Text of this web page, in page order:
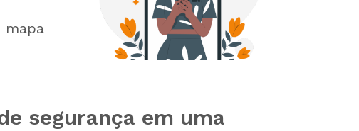
mapa
segurança em uma